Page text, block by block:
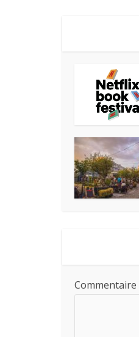
Commentaire